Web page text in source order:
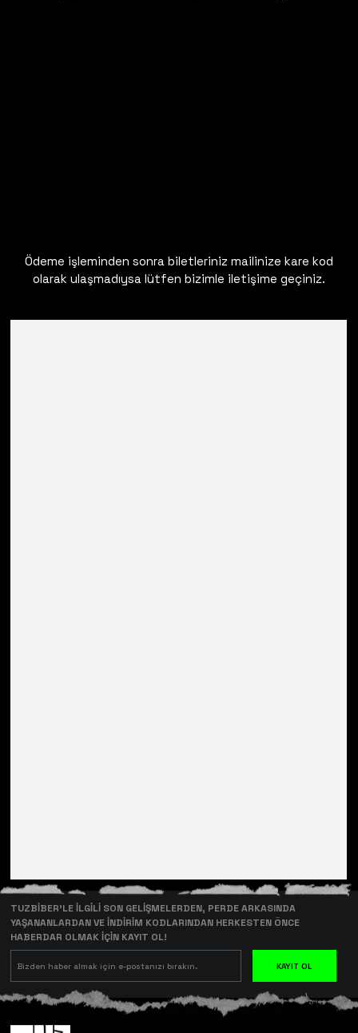
Ödeme işleminden sonra biletleriniz mailinize kare kod
olarak ulaşmadıysa lütfen bizimle iletişime geçiniz.
TUZBİBER’LE İLGİLİ SON GELİŞMELERDEN, PERDE ARKASINDA
YAŞANANLARDAN VE İNDİRİM KODLARINDAN HERKESTEN ÖNCE
HABERDAR OLMAK İÇİN KAYIT OL!
KAYIT OL